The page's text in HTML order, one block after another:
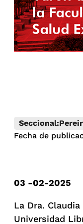
Seccional:
Fecha de
03 -02-2025
La Dra.
Universidad